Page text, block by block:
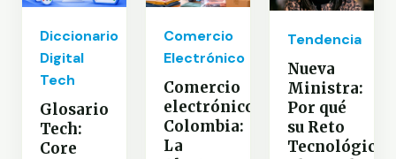
Diccionario
Digital
Tech
Glosario
Tech:
Core
Comercio
Electrónico
Comercio
electrónico
Colombia:
La
Tendencia
Nueva
Ministra:
Por qué
su Reto
Tecnológico